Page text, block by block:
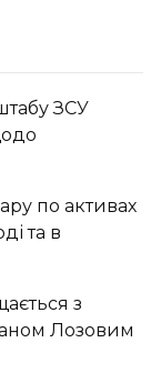
ЗСУ
по активах
та в
з
Лозовим